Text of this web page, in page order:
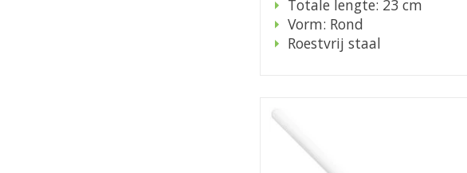
Totale lengte: 23 cm
Vorm: Rond
Roestvrij staal